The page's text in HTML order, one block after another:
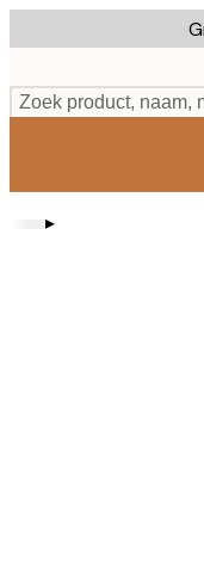
to
content.
Zoek product, naam,
▸